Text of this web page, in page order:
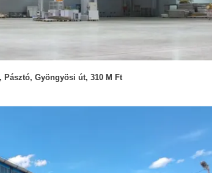
Pásztó, Gyöngyösi út, 310 M Ft